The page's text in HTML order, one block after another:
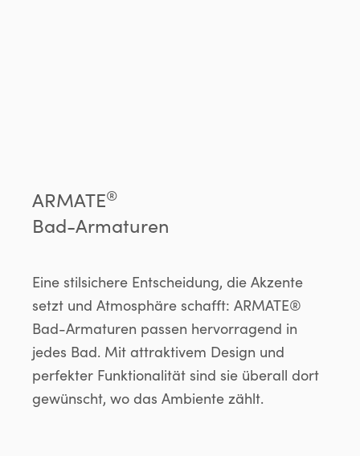
ARMATE®
Bad-Armaturen
Eine stilsichere Entscheidung, die Akzente
setzt und Atmosphäre schafft: ARMATE®
Bad-Armaturen passen hervorragend in
jedes Bad. Mit attraktivem Design und
perfekter Funktionalität sind sie überall dort
gewünscht, wo das Ambiente zählt.